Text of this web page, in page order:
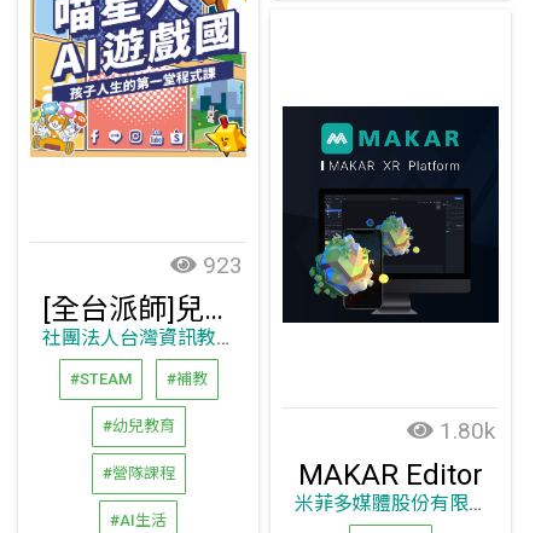
923
[全台派師]兒童程式課程&美語課程
社團法人台灣資訊教育發展協會(資教協會)
#STEAM #補教
#幼兒教育
#營隊課程
#AI生活
1.80k
MAKAR Editor
米菲多媒體股份有限公司